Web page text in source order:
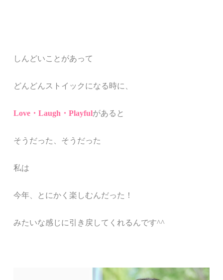
しんどいことがあって
どんどんストイックになる時に、
Love・Laugh・Playfulがあると
そうだった、そうだった
私は
今年、とにかく楽しむんだった！
みたいな感じに引き戻してくれるんです^^